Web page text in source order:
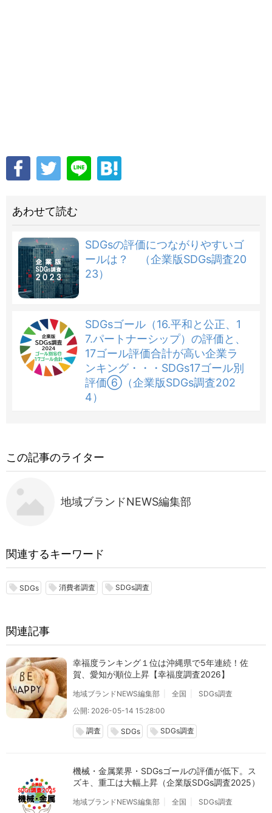
あわせて読む
SDGsの評価につながりやすいゴ
ールは？ （企業版SDGs調査20
23）
SDGsゴール（16.平和と公正、1
7.パートナーシップ）の評価と、
17ゴール評価合計が高い企業ラ
ンキング・・・SDGs17ゴール別
評価⑥（企業版SDGs調査202
4）
この記事のライター
地域ブランドNEWS編集部
関連するキーワード
local_offer SDGs local_offer 消費者調査 local_offer SDGs調査
関連記事
幸福度ランキング１位は沖縄県で5年連続！佐
賀、愛知が順位上昇【幸福度調査2026】
地域ブランドNEWS編集部 全国
SDGs調査
公開: 2026-05-14 15:28:00
local_offer 調査 local_offer SDGs local_offer SDGs調査
機械・金属業界・SDGsゴールの評価が低下。ス
ズキ、重工は大幅上昇（企業版SDGs調査2025）
地域ブランドNEWS編集部 全国 SDGs調査